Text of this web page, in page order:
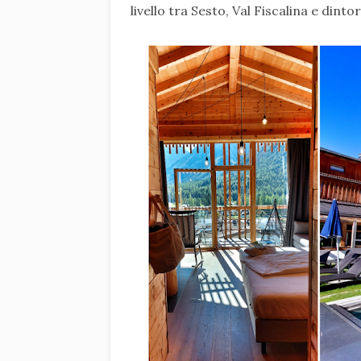
livello tra Sesto, Val Fiscalina e